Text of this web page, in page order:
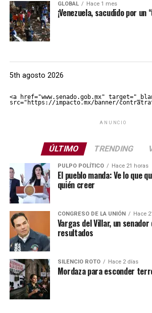
GLOBAL Hace 1 mes
¡Venezuela, sacudido por un
5th agosto 2026
<a href="www.senado.gob.mx"
src="https://impacto.mx/banner/
ANUNCIO
ÚLTIMO TRENDING
PULPO POLÍTICO Hace 21 horas
El pueblo manda: Ve lo que
quién creer
CONGRESO DE LA UNIÓN Hace
Vargas del Villar, un
resultados
SILENCIO ROTO Hace 2 días
Mordaza para esconder